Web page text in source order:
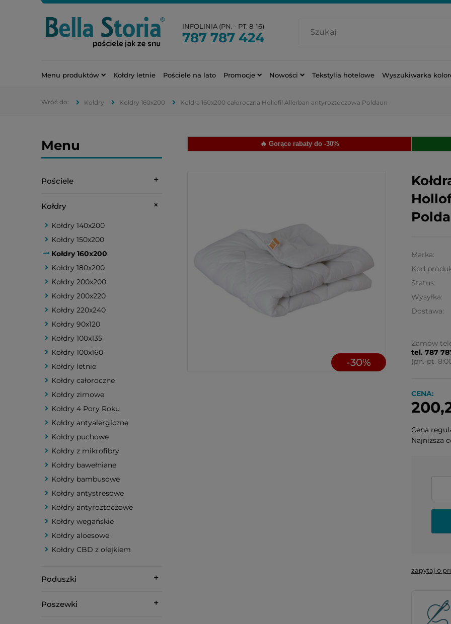
INFOLINIA (PN. - PT. 8-16)
787 787 424
Menu produktów Kołdry letnie Pościele na lato Promocje Nowości Tekstylia hotelowe Wyszukiwarka
Kołdry Kołdry 160x200 Kołdra 160x200 całoroczna Hollofil Allerban antyroztoczowa Poldaun
Menu
Pościele
Kołdry
Kołdry 140x200
Kołdry 150x200
Kołdry 160x200
Kołdry 180x200
Kołdry 200x200
Kołdry 200x220
Kołdry 220x240
Kołdry 90x120
Kołdry 100x135
Kołdry 100x160
Kołdry letnie
Kołdry całoroczne
Kołdry zimowe
Kołdry 4 Pory Roku
Kołdry antyalergiczne
Kołdry puchowe
Kołdry z mikrofibry
Kołdry bawełniane
Kołdry bambusowe
Kołdry antystresowe
Kołdry antyroztoczowe
Kołdry wegańskie
Kołdry aloesowe
Kołdry CBD z olejkiem
Poduszki
Poszewki
🔥 Gorące rabaty do -30%
-30%
Marka:
Kod
Status:
Wysyłka:
Dostawa:
Zamów
tel. 787
(pn.-pt.
CENA:
Cena
Najniższa
zapytaj o